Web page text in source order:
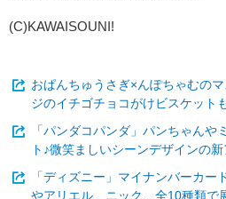
(C)KAWAISOUNI!
おぱんちゅうさぎ×んぽちゃむの
ジのイチゴチョコがけビスケット
「パンダコパンダ」パンちゃんや
ト♪微笑ましいシーンデザインの
「ディズニー」マイナンバーカ
やアリエル、ニック…全10種類で